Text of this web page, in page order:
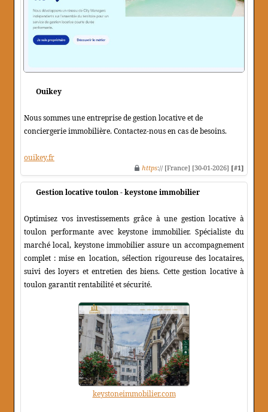
Ouikey
Nous sommes une entreprise de gestion locative et de
conciergerie immobilière. Contactez-nous en cas de besoins.
ouikey.fr
https:// [France] [30-01-2026] [#1]
Gestion locative toulon - keystone immobilier
Optimisez vos investissements grâce à une gestion locative à
toulon performante avec keystone immobilier. Spécialiste du
marché local, keystone immobilier assure un accompagnement
complet : mise en location, sélection rigoureuse des locataires,
suivi des loyers et entretien des biens. Cette gestion locative à
toulon garantit rentabilité et sécurité.
keystoneimmobilier.com